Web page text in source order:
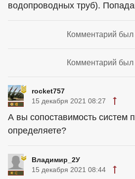
водопроводных труб).
Комментарий был
Комментарий был
rocket757
15 декабря 2021 08:27
А вы сопоставимость систем
определяете?
Владимир_2У
15 декабря 2021 08:44